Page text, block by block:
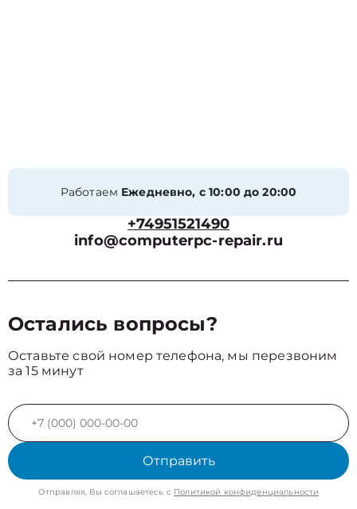
Работаем Ежедневно, с 10:00 до 20:00
+74951521490
info@computerpc-repair.ru
Остались вопросы?
Оставьте свой номер телефона, мы перезвоним
за 15 минут
Отправить
Отправляя, Вы соглашаетесь с Политикой конфиденциальности